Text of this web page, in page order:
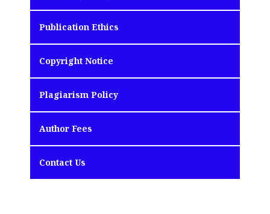
Publication Ethics
Copyright Notice
Plagiarism Policy
Author Fees
Contact Us